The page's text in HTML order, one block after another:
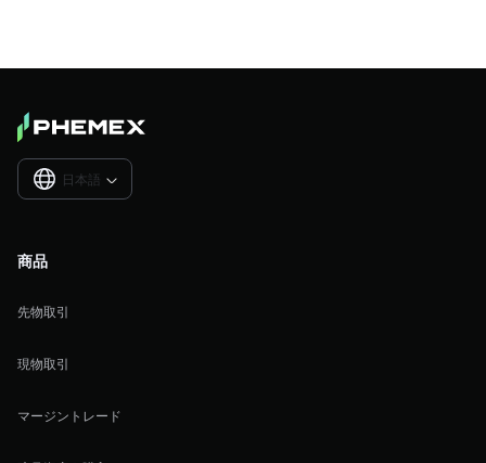
日本語 
商品
先物取引
現物取引
マージントレード